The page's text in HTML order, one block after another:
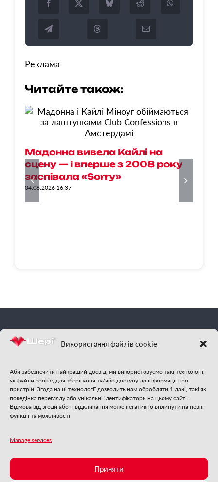
Використання файлів cookie
Аби забезпечити найкращий досвід, ми використовуємо такі технології,
як файли cookie, для зберігання та/або доступу до інформації про
пристрій. Згода на ці технології дозволить нам обробляти 1 дані, такі як
поведінка перегляду або унікальні ідентифікатори на цьому сайті.
Відмова від згоди або її відкликання може негативно вплинути на певні
функції та можливості
Manage services
Приняти
Реклама
Читайте також:
Мадонна вивела Кайлі на
сцену — і вперше з 2008 року
заспівала «Sorry»
04.08.2026 16:37
Шері
| Відчуй
Стежте за нами:
2025 | Шері | Із самого серця Бучі
❄
❄
ФМонлайн